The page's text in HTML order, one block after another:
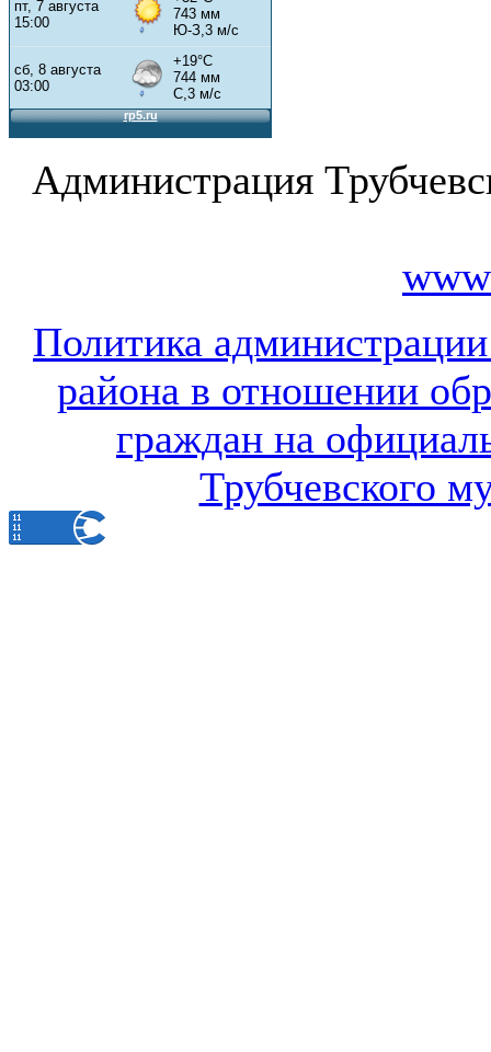
Администрация
Политика
района в отношении
граждан на
Трубчевского